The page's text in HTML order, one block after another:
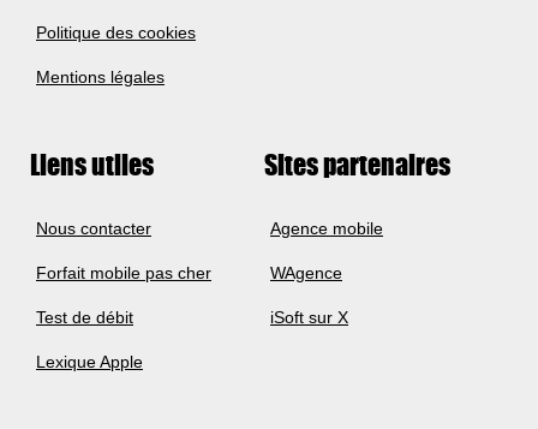
Politique des cookies
Mentions légales
Liens utiles
Nous contacter
Forfait mobile pas cher
Test de débit
Lexique Apple
Sites partenaires
Agence mobile
WAgence
iSoft sur X